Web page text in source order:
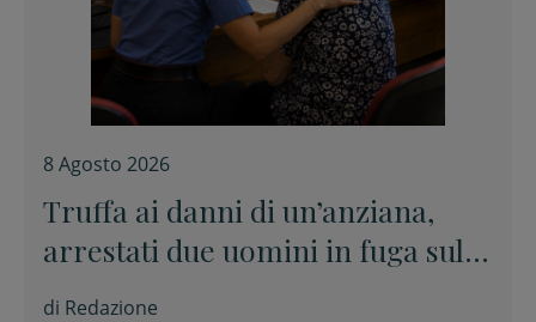
8 Agosto 2026
Truffa ai danni di un’anziana,
arrestati due uomini in fuga sulla
E45
di Redazione